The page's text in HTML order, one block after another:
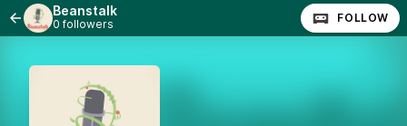
Beanstalk
0 followers FOLLOW